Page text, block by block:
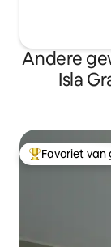
Andere
Isla
Topfavoriet
Favoriet van